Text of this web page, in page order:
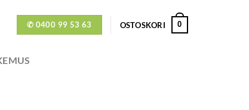
✆ 0400 99 53 63 OSTOSKORI 0